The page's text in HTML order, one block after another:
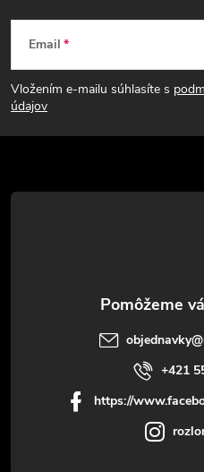
Z
á
p
t
Email
Vložením e-mailu súhlasíte s
údajov
objednavky@
+421
https://